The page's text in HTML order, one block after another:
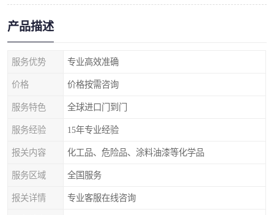
产品描述
服务优势 专业高效准确
价格 价格按需咨询
服务特色 全球进口门到门
服务经验 15年专业经验
报关内容 化工品、危险品、涂料油漆等化学品
服务区域 全国服务
报关详情 专业客服在线咨询